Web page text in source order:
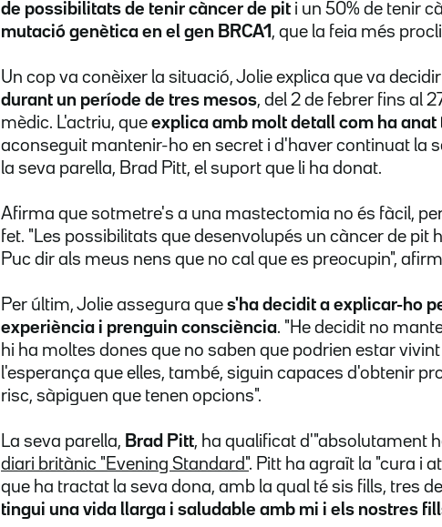
de possibilitats de tenir càncer de pit i un 50% de tenir
mutació genètica en el gen BRCA1 , que la feia més
Un cop va conèixer la situació, Jolie explica que va
durant un període de tres mesos, del 2 de febrer fins al
mèdic. L'actriu, que explica amb molt detall com ha anat
aconseguit mantenir-ho en secret i d'haver continuat la
la seva parella, Brad Pitt, el suport que li ha donat.
Afirma que sotmetre's a una mastectomia no és fàcil,
fet. "Les possibilitats que desenvolupés un càncer de pit
Puc dir als meus nens que no cal que es preocupin",
Per últim, Jolie assegura que s'ha decidit a explicar-ho
experiència i prenguin consciència. "He decidit no
hi ha moltes dones que no saben que podrien estar
l'esperança que elles, també, siguin capaces d'obtenir
risc, sàpiguen que tenen opcions".
La seva parella, Brad Pitt, ha qualificat d'"absolutament
diari britànic "Evening Standard". Pitt ha agraït la "cura i
que ha tractat la seva dona, amb la qual té sis fills, tres
tingui una vida llarga i saludable amb mi i els nostres